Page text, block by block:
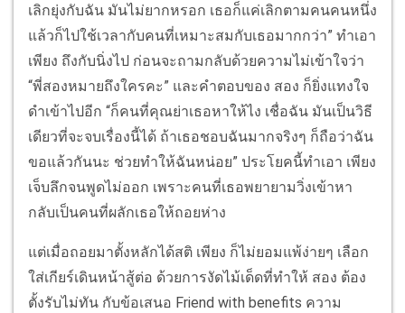
เลิกยุ่งกับฉัน มันไม่ยากหรอก เธอก็แค่เลิกตามคนคนหนึ่ง
แล้วก็ไปใช้เวลากับคนที่เหมาะสมกับเธอมากกว่า” ทำเอา
เพียง ถึงกับนิ่งไป ก่อนจะถามกลับด้วยความไม่เข้าใจว่า
“พี่สองหมายถึงใครคะ” และคำตอบของ สอง ก็ยิ่งแทงใจ
ดำเข้าไปอีก “ก็คนที่คุณย่าเธอหาให้ไง เชื่อฉัน มันเป็นวิธี
เดียวที่จะจบเรื่องนี้ได้ ถ้าเธอชอบฉันมากจริงๆ ก็ถือว่าฉัน
ขอแล้วกันนะ ช่วยทำให้ฉันหน่อย” ประโยคนี้ทำเอา เพียง
เจ็บลึกจนพูดไม่ออก เพราะคนที่เธอพยายามวิ่งเข้าหา
กลับเป็นคนที่ผลักเธอให้ถอยห่าง
แต่เมื่อถอยมาตั้งหลักได้สติ เพียง ก็ไม่ยอมแพ้ง่ายๆ เลือก
ใส่เกียร์เดินหน้าสู้ต่อ ด้วยการงัดไม้เด็ดที่ทำให้ สอง ต้อง
ตั้งรับไม่ทัน กับข้อเสนอ Friend with benefits ความ